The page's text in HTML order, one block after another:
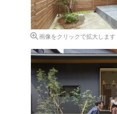
画像をクリックで拡大します